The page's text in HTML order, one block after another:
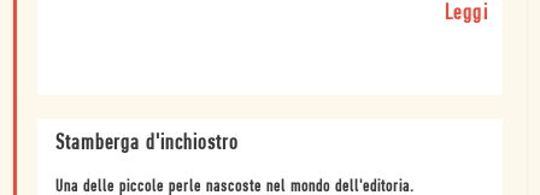
Leggi
Stamberga d'inchiostro
Una delle piccole perle nascoste nel mondo dell'editoria.